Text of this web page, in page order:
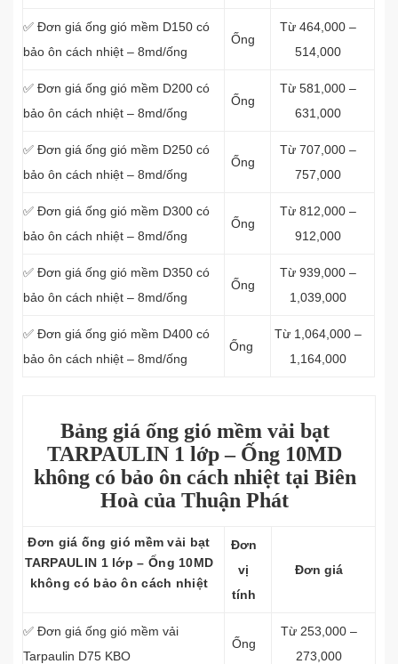
✅ Đơn giá ống gió mềm D150 có
bảo ôn cách nhiệt – 8md/ống
Ống
Từ 464,000 –
514,000
✅ Đơn giá ống gió mềm D200 có
bảo ôn cách nhiệt – 8md/ống
Ống
Từ 581,000 –
631,000
✅ Đơn giá ống gió mềm D250 có
bảo ôn cách nhiệt – 8md/ống
Ống
Từ 707,000 –
757,000
✅ Đơn giá ống gió mềm D300 có
bảo ôn cách nhiệt – 8md/ống
Ống
Từ 812,000 –
912,000
✅ Đơn giá ống gió mềm D350 có
bảo ôn cách nhiệt – 8md/ống
Ống
Từ 939,000 –
1,039,000
✅ Đơn giá ống gió mềm D400 có
bảo ôn cách nhiệt – 8md/ống
Ống
Từ 1,064,000 –
1,164,000
Bảng giá ống gió mềm vải bạt
TARPAULIN 1 lớp – Ống 10MD
không có bảo ôn cách nhiệt tại Biên
Hoà của Thuận Phát
Đơn giá ống gió mềm vải bạt
TARPAULIN 1 lớp – Ống 10MD
không có bảo ôn cách nhiệt
Đơn
vị
tính
Đơn giá
✅ Đơn giá ống gió mềm vải
Tarpaulin D75 KBO
Ống
Từ 253,000 –
273,000